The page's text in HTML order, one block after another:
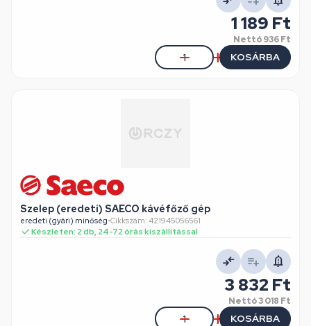
1 189 Ft
Nettó936 Ft
KOSÁRBA
Szelep (eredeti) SAECO kávéfőző gép
eredeti (gyári) minőség•Cikkszám: 421945056561
Készleten: 2 db, 24-72 órás kiszállítással
3 832 Ft
Nettó3 018 Ft
KOSÁRBA